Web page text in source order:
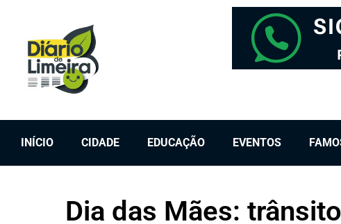
INÍCIO CIDADE EDUCAÇÃO EVENTOS
Dia das Mães: